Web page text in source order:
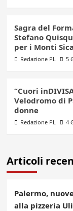
Sagra del
Stefano
per i Monti
Redazione PL 5
“Cuori
Velodromo di
donne
Redazione PL 4
Articoli
Palermo,
alla pizzeria